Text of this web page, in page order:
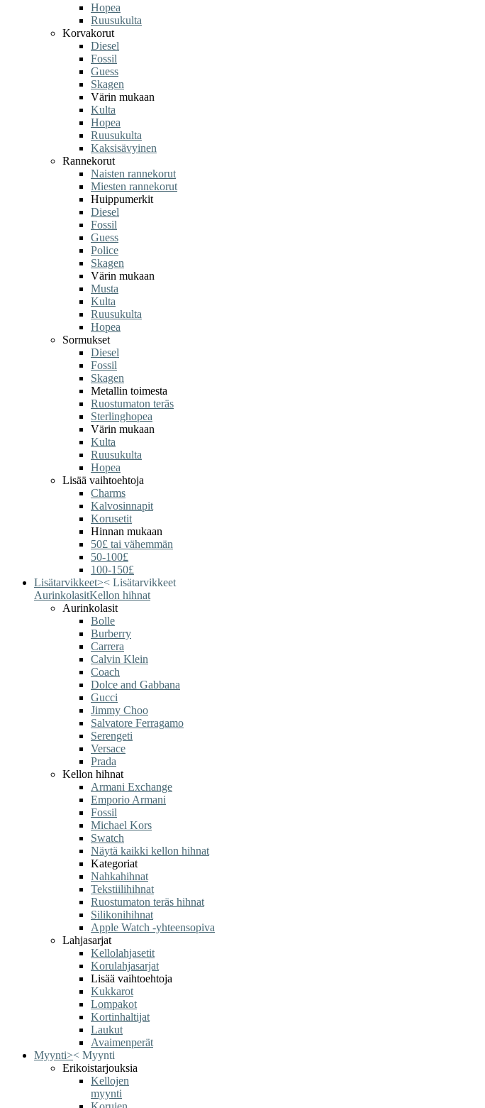
Hopea
Ruusukulta
Korvakorut
Diesel
Fossil
Guess
Skagen
Värin mukaan
Kulta
Hopea
Ruusukulta
Kaksisävyinen
Rannekorut
Naisten rannekorut
Miesten rannekorut
Huippumerkit
Diesel
Fossil
Guess
Police
Skagen
Värin mukaan
Musta
Kulta
Ruusukulta
Hopea
Sormukset
Diesel
Fossil
Skagen
Metallin toimesta
Ruostumaton teräs
Sterlinghopea
Värin mukaan
Kulta
Ruusukulta
Hopea
Lisää vaihtoehtoja
Charms
Kalvosinnapit
Korusetit
Hinnan mukaan
50£ tai vähemmän
50-100£
100-150£
Lisätarvikkeet>< Lisätarvikkeet
AurinkolasitKellon hihnat
Aurinkolasit
Bolle
Burberry
Carrera
Calvin Klein
Coach
Dolce and Gabbana
Gucci
Jimmy Choo
Salvatore Ferragamo
Serengeti
Versace
Prada
Kellon hihnat
Armani Exchange
Emporio Armani
Fossil
Michael Kors
Swatch
Näytä kaikki kellon hihnat
Kategoriat
Nahkahihnat
Tekstiilihihnat
Ruostumaton teräs hihnat
Silikonihihnat
Apple Watch -yhteensopiva
Lahjasarjat
Kellolahjasetit
Korulahjasarjat
Lisää vaihtoehtoja
Kukkarot
Lompakot
Kortinhaltijat
Laukut
Avaimenperät
Myynti>< Myynti
Erikoistarjouksia
Kellojen
myynti